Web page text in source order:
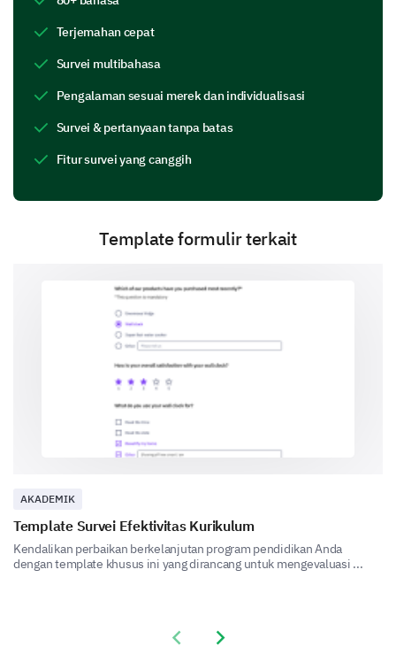
Kuliah
Bahan bacaan
Studi kasus
Silakan jelaskan jawaban Anda di atas.
Umpan Balik tentang Penyampaian
Umpan balik Anda dapat membantu kami
meningkatkan penyampaian kursus kami.
Apakah instruktur menyampaikan kursus
dengan cara yang mudah dipahami?
Ya Tidak
atau menyarankan area perbaikan?
Terjemahan cepat
Survei multibahasa
Pengalaman sesuai merek dan individualisasi
Survei & pertanyaan tanpa batas
Fitur survei yang canggih
Template formulir terkait
AKADEMIK
Template Survei Efektivitas Kurikulum
Kendalikan perbaikan berkelanjutan program pendidikan Anda
dengan template khusus ini yang dirancang untuk mengevaluasi ...
Previous slide
Next slide